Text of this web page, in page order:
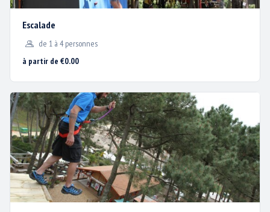
Idée Originale : 1 Bon Cadeau BISC’AVENTURE®
Escalade
de 1 à 4 personnes
à partir de €0.00